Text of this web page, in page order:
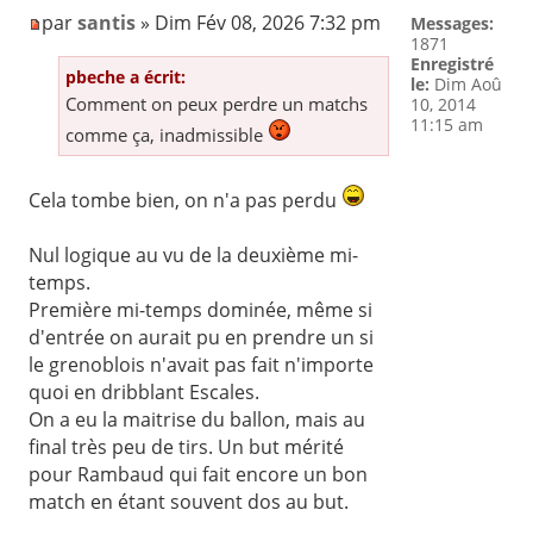
parsantis» Dim Fév 08, 2026 7:32 pm
pbeche a écrit:
Comment on peux perdre un matchs
comme ça, inadmissible
Cela tombe bien, on n'a pas perdu
Nul logique au vu de la deuxième mi-
temps.
Première mi-temps dominée, même si
d'entrée on aurait pu en prendre un si
le grenoblois n'avait pas fait n'importe
quoi en dribblant Escales.
On a eu la maitrise du ballon, mais au
final très peu de tirs. Un but mérité
pour Rambaud qui fait encore un bon
match en étant souvent dos au but.
Messages:
1871
Enregistré
le: Dim Aoû
10, 2014
11:15 am